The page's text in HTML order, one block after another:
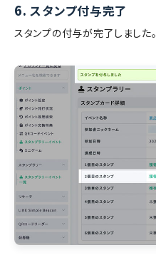
6. スタンプ付与完了
スタンプの付与が完了しました。